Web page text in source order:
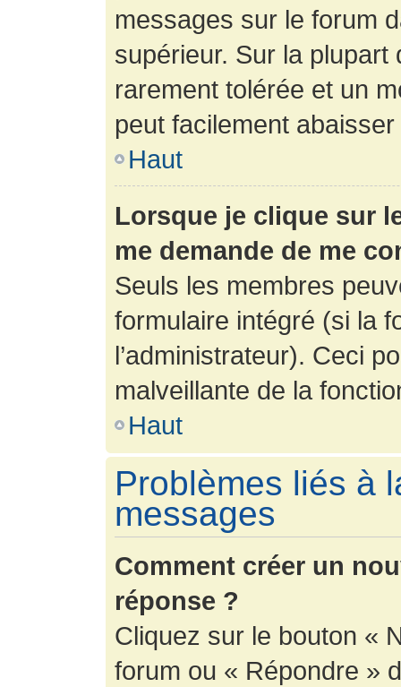
messages sur le forum
supérieur. Sur la
rarement tolérée et un
peut facilement
Haut
Lorsque je clique sur
me demande de me
Seuls les membres
formulaire intégré (si la
l’administrateur). Ceci
malveillante de la
Haut
Problèmes liés à
messages
Comment créer un
réponse ?
Cliquez sur le bouton «
forum ou « Répondre »